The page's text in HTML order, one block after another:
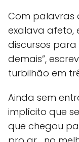
Com palavras
exalava afeto,
discursos para
demais”,
turbilhão em
Ainda sem
implícito que
que chegou